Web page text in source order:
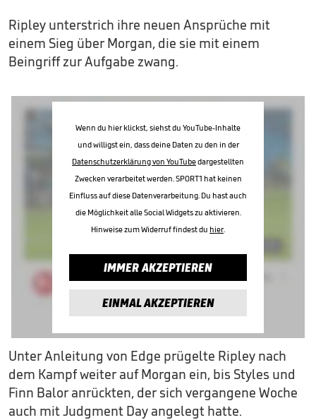
Ripley unterstrich ihre neuen Ansprüche mit
einem Sieg über Morgan, die sie mit einem
Beingriff zur Aufgabe zwang.
Wenn du hier klickst, siehst du YouTube-Inhalte
und willigst ein, dass deine Daten zu den in der
Datenschutzerklärung von YouTubedargestellten
Zwecken verarbeitet werden. SPORT1 hat keinen
Einfluss auf diese Datenverarbeitung. Du hast auch
die Möglichkeit alle Social Widgets zu aktivieren.
Hinweise zum Widerruf findest du hier.
IMMER AKZEPTIEREN
EINMAL AKZEPTIEREN
Unter Anleitung von Edge prügelte Ripley nach
dem Kampf weiter auf Morgan ein, bis Styles und
Finn Balor anrückten, der sich vergangene Woche
auch mit Judgment Day angelegt hatte.